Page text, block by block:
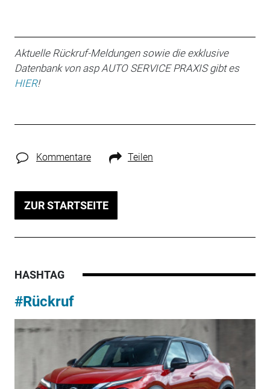
Aktuelle Rückruf-Meldungen sowie die exklusive
Datenbank von asp AUTO SERVICE PRAXIS gibt es
HIER!
Kommentare Teilen
ZUR STARTSEITE
HASHTAG
#Rückruf